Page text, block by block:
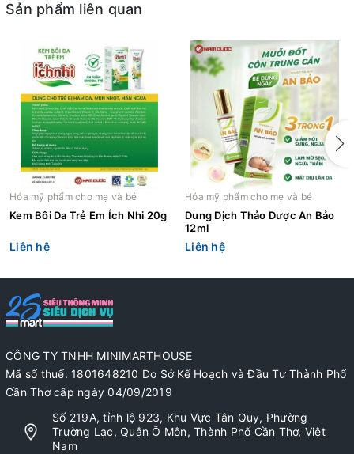
Sản phẩm liên quan
Hóa mỹ phẩm cho mẹ và bé
Kem Bôi Da Trẻ Em Ích Nhi 20g
Liên hệ
Hóa mỹ phẩm cho mẹ và bé
Dung Dịch Thảo Dược An Bảo
12ml
Liên hệ
CÔNG TY TNHH MINIMARTHOUSE
Mã số thuế: 1801648210 Do Sở Kế Hoạch và Đầu Tư Thành Phố
Cần Thơ cấp ngày 04/09/2019
Số 219A, tỉnh lộ 923, Khu Vực Tân Quy, Phường
Trường Lạc, Quận Ô Môn, Thành Phố Cần Thơ, Việt
Nam